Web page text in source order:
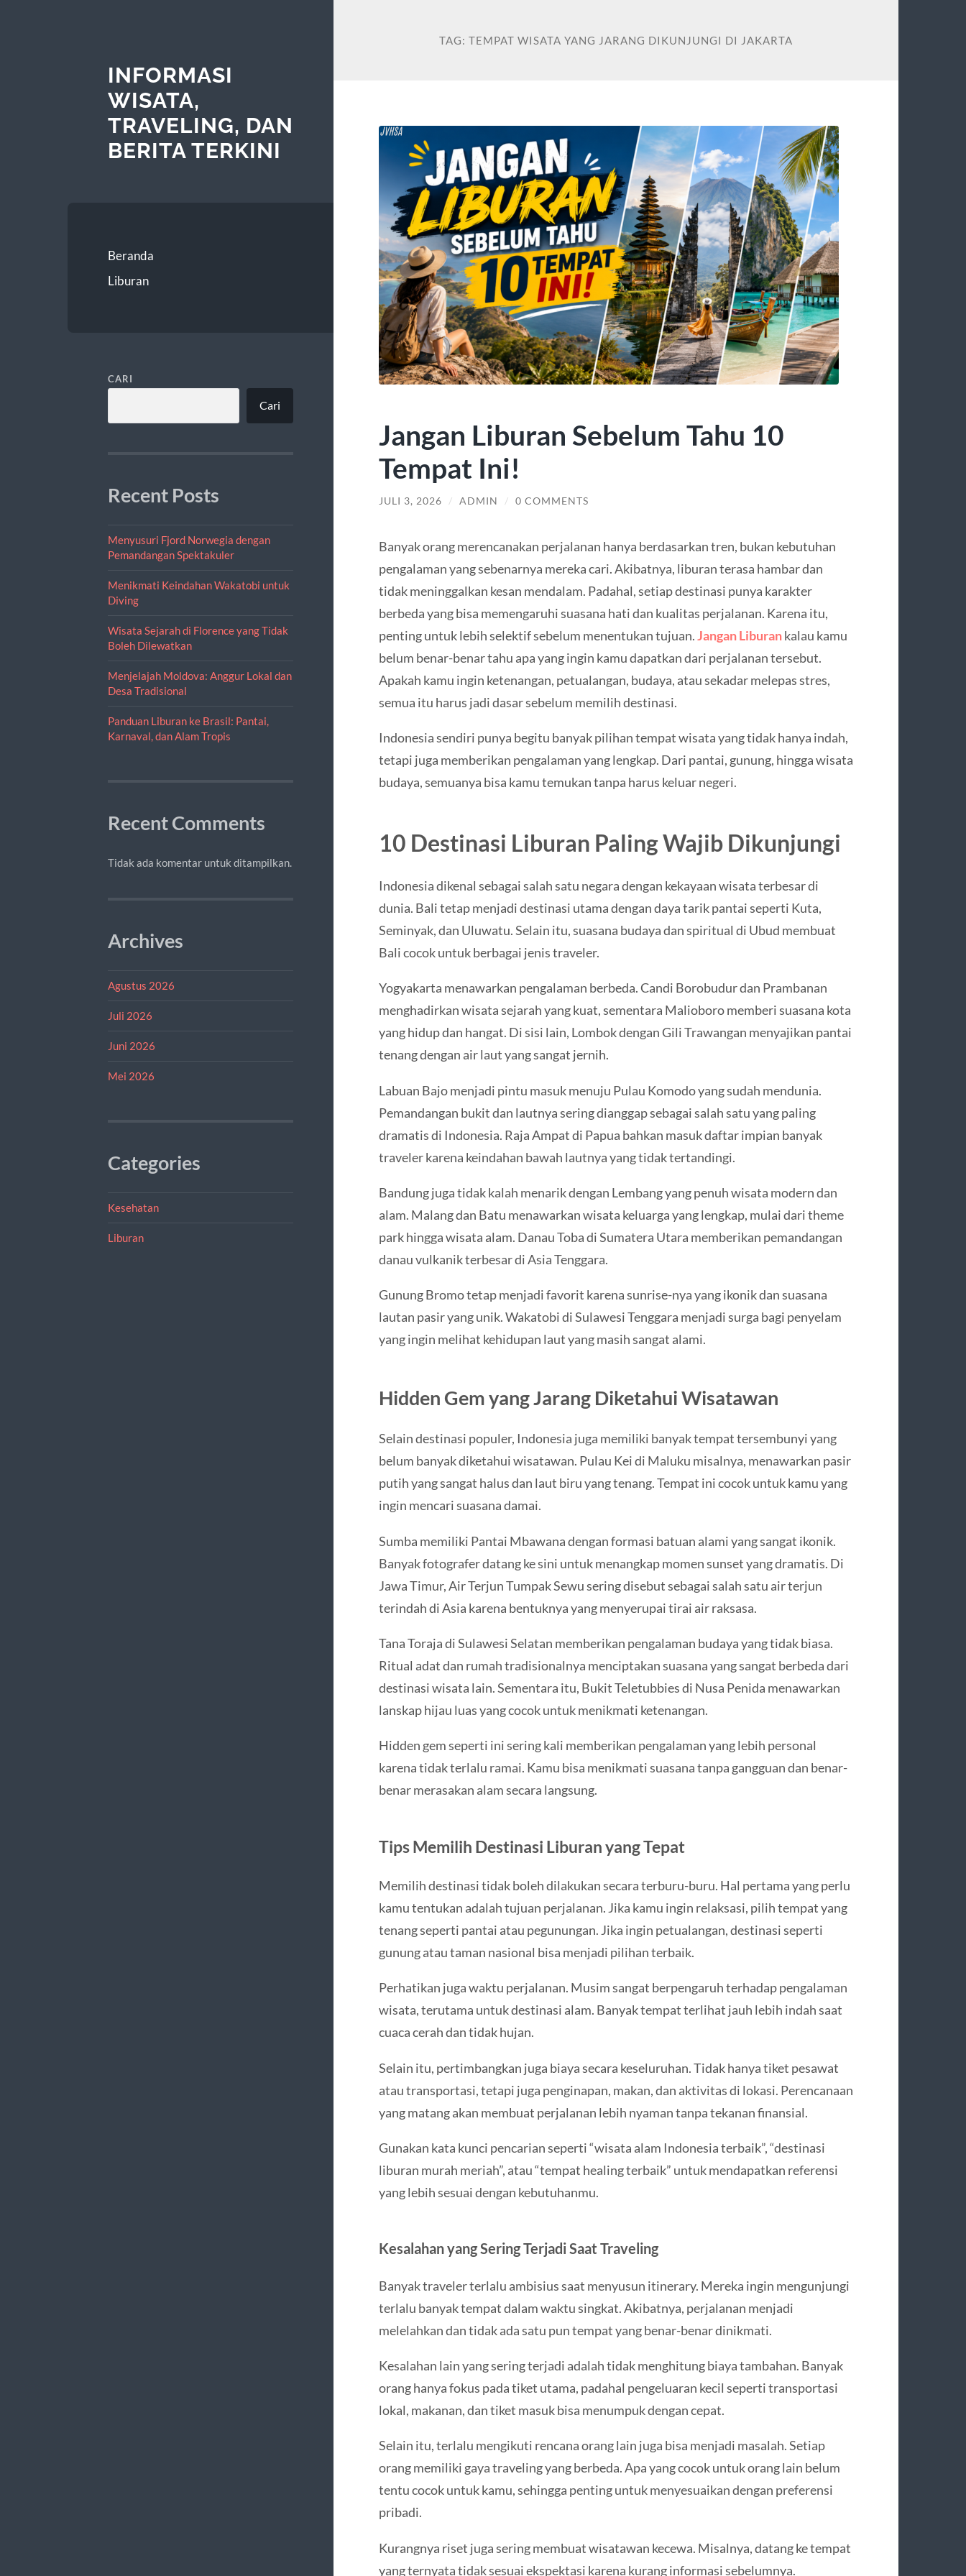
INFORMASI
WISATA,
TRAVELING, DAN
BERITA TERKINI
Beranda
Liburan
CARI
Cari
Recent Posts
Menyusuri Fjord Norwegia dengan
Pemandangan Spektakuler
Menikmati Keindahan Wakatobi untuk
Diving
Wisata Sejarah di Florence yang Tidak
Boleh Dilewatkan
Menjelajah Moldova: Anggur Lokal dan
Desa Tradisional
Panduan Liburan ke Brasil: Pantai,
Karnaval, dan Alam Tropis
Recent Comments
Tidak ada komentar untuk ditampilkan.
Archives
Agustus 2026
Juli 2026
Juni 2026
Mei 2026
Categories
Kesehatan
Liburan
TAG: TEMPAT WISATA YANG JARANG DIKUNJUNGI DI JAKARTA
Jangan Liburan Sebelum Tahu 10
Tempat Ini!
JULI 3, 2026 / ADMIN / 0 COMMENTS
Banyak orang merencanakan perjalanan hanya berdasarkan tren, bukan kebutuhan
pengalaman yang sebenarnya mereka cari. Akibatnya, liburan terasa hambar dan
tidak meninggalkan kesan mendalam. Padahal, setiap destinasi punya karakter
berbeda yang bisa memengaruhi suasana hati dan kualitas perjalanan. Karena itu,
penting untuk lebih selektif sebelum menentukan tujuan.Jangan Liburankalau kamu
belum benar-benar tahu apa yang ingin kamu dapatkan dari perjalanan tersebut.
Apakah kamu ingin ketenangan, petualangan, budaya, atau sekadar melepas stres,
semua itu harus jadi dasar sebelum memilih destinasi.
Indonesia sendiri punya begitu banyak pilihan tempat wisata yang tidak hanya indah,
tetapi juga memberikan pengalaman yang lengkap. Dari pantai, gunung, hingga wisata
budaya, semuanya bisa kamu temukan tanpa harus keluar negeri.
10 Destinasi Liburan Paling Wajib Dikunjungi
Indonesia dikenal sebagai salah satu negara dengan kekayaan wisata terbesar di
dunia. Bali tetap menjadi destinasi utama dengan daya tarik pantai seperti Kuta,
Seminyak, dan Uluwatu. Selain itu, suasana budaya dan spiritual di Ubud membuat
Bali cocok untuk berbagai jenis traveler.
Yogyakarta menawarkan pengalaman berbeda. Candi Borobudur dan Prambanan
menghadirkan wisata sejarah yang kuat, sementara Malioboro memberi suasana kota
yang hidup dan hangat. Di sisi lain, Lombok dengan Gili Trawangan menyajikan pantai
tenang dengan air laut yang sangat jernih.
Labuan Bajo menjadi pintu masuk menuju Pulau Komodo yang sudah mendunia.
Pemandangan bukit dan lautnya sering dianggap sebagai salah satu yang paling
dramatis di Indonesia. Raja Ampat di Papua bahkan masuk daftar impian banyak
traveler karena keindahan bawah lautnya yang tidak tertandingi.
Bandung juga tidak kalah menarik dengan Lembang yang penuh wisata modern dan
alam. Malang dan Batu menawarkan wisata keluarga yang lengkap, mulai dari theme
park hingga wisata alam. Danau Toba di Sumatera Utara memberikan pemandangan
danau vulkanik terbesar di Asia Tenggara.
Gunung Bromo tetap menjadi favorit karena sunrise-nya yang ikonik dan suasana
lautan pasir yang unik. Wakatobi di Sulawesi Tenggara menjadi surga bagi penyelam
yang ingin melihat kehidupan laut yang masih sangat alami.
Hidden Gem yang Jarang Diketahui Wisatawan
Selain destinasi populer, Indonesia juga memiliki banyak tempat tersembunyi yang
belum banyak diketahui wisatawan. Pulau Kei di Maluku misalnya, menawarkan pasir
putih yang sangat halus dan laut biru yang tenang. Tempat ini cocok untuk kamu yang
ingin mencari suasana damai.
Sumba memiliki Pantai Mbawana dengan formasi batuan alami yang sangat ikonik.
Banyak fotografer datang ke sini untuk menangkap momen sunset yang dramatis. Di
Jawa Timur, Air Terjun Tumpak Sewu sering disebut sebagai salah satu air terjun
terindah di Asia karena bentuknya yang menyerupai tirai air raksasa.
Tana Toraja di Sulawesi Selatan memberikan pengalaman budaya yang tidak biasa.
Ritual adat dan rumah tradisionalnya menciptakan suasana yang sangat berbeda dari
destinasi wisata lain. Sementara itu, Bukit Teletubbies di Nusa Penida menawarkan
lanskap hijau luas yang cocok untuk menikmati ketenangan.
Hidden gem seperti ini sering kali memberikan pengalaman yang lebih personal
karena tidak terlalu ramai. Kamu bisa menikmati suasana tanpa gangguan dan benar-
benar merasakan alam secara langsung.
Tips Memilih Destinasi Liburan yang Tepat
Memilih destinasi tidak boleh dilakukan secara terburu-buru. Hal pertama yang perlu
kamu tentukan adalah tujuan perjalanan. Jika kamu ingin relaksasi, pilih tempat yang
tenang seperti pantai atau pegunungan. Jika ingin petualangan, destinasi seperti
gunung atau taman nasional bisa menjadi pilihan terbaik.
Perhatikan juga waktu perjalanan. Musim sangat berpengaruh terhadap pengalaman
wisata, terutama untuk destinasi alam. Banyak tempat terlihat jauh lebih indah saat
cuaca cerah dan tidak hujan.
Selain itu, pertimbangkan juga biaya secara keseluruhan. Tidak hanya tiket pesawat
atau transportasi, tetapi juga penginapan, makan, dan aktivitas di lokasi. Perencanaan
yang matang akan membuat perjalanan lebih nyaman tanpa tekanan finansial.
Gunakan kata kunci pencarian seperti “wisata alam Indonesia terbaik”, “destinasi
liburan murah meriah”, atau “tempat healing terbaik” untuk mendapatkan referensi
yang lebih sesuai dengan kebutuhanmu.
Kesalahan yang Sering Terjadi Saat Traveling
Banyak traveler terlalu ambisius saat menyusun itinerary. Mereka ingin mengunjungi
terlalu banyak tempat dalam waktu singkat. Akibatnya, perjalanan menjadi
melelahkan dan tidak ada satu pun tempat yang benar-benar dinikmati.
Kesalahan lain yang sering terjadi adalah tidak menghitung biaya tambahan. Banyak
orang hanya fokus pada tiket utama, padahal pengeluaran kecil seperti transportasi
lokal, makanan, dan tiket masuk bisa menumpuk dengan cepat.
Selain itu, terlalu mengikuti rencana orang lain juga bisa menjadi masalah. Setiap
orang memiliki gaya traveling yang berbeda. Apa yang cocok untuk orang lain belum
tentu cocok untuk kamu, sehingga penting untuk menyesuaikan dengan preferensi
pribadi.
Kurangnya riset juga sering membuat wisatawan kecewa. Misalnya, datang ke tempat
yang ternyata tidak sesuai ekspektasi karena kurang informasi sebelumnya.